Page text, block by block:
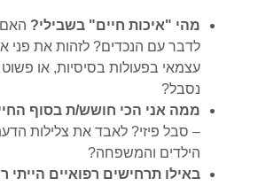
מהי "איכות חיים" בשבילי? האם
לדבר עם הנכדים? לזהות את פני
עצמאי בפעולות בסיסיות, או
נסבל?
ממה אני הכי חושש/ת בסוף
– סבל פיזי? לאבד את צלילות
הילדים והמשפחה?
באילו תרחישים רפואיים